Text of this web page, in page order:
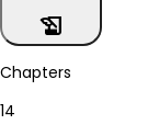
history_edu
Chapters
14